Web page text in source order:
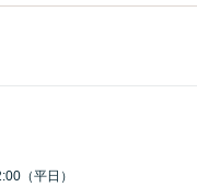
（平日）